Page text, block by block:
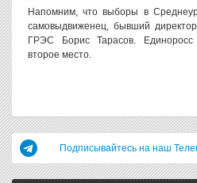
Напомним, что выборы в
самовыдвиженец, бывший
ГРЭС Борис Тарасов.
второе место.
Подписывайтесь на наш